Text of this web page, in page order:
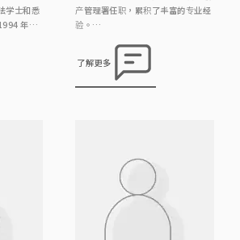
学士和悉
年取
。
国委托
产管理署任职，累积了丰富的专业经
验。
注于处理各类刑事案件、民事事务及
诉讼事宜。其工作范畴广泛，涵盖婚
姻、遗产、合约、信托、商业纠纷、
了解更多